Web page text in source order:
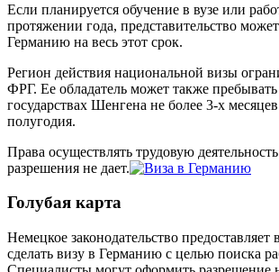
Если планируется обучение в вузе или
протяжении года, представительство
Германию на весь этот срок.
Регион действия национальной визы
ФРГ. Ее обладатель может также
государствах Шенгена не более 3-х
полугодия.
Права осуществлять трудовую
разрешения не дает.
Голубая карта
Немецкое законодательство предоставляет
сделать визу в Германию с целью поиска